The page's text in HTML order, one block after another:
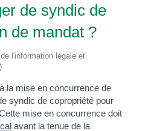
de syndic de
de mandat ?
l'information légale et
la mise en concurrence de
syndic de copropriété pour
mise en concurrence doit
avant la tenue de la